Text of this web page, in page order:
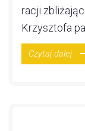
racji
Krzysztofa
Czytaj dalej